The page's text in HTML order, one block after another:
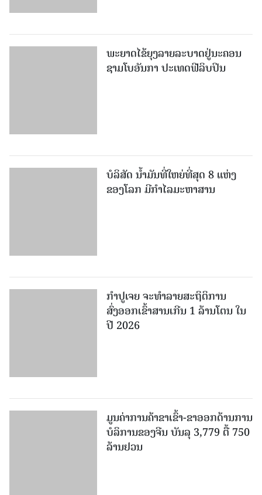
ບໍລິສັດ ນ້ຳມັນທີ່ໃຫຍ່ທີ່ສຸດ 8 ແຫ່ງ
ກຳປູເຈຍ ຈະທຳລາຍສະຖິຕິການ
ສົ່ງອອກເຂົ້າສານເກີນ 1 ລ້ານໂຕນ ໃນ
ປີ 2026
ລ້ານຢວນ
ເພີ່ມເຕີມ